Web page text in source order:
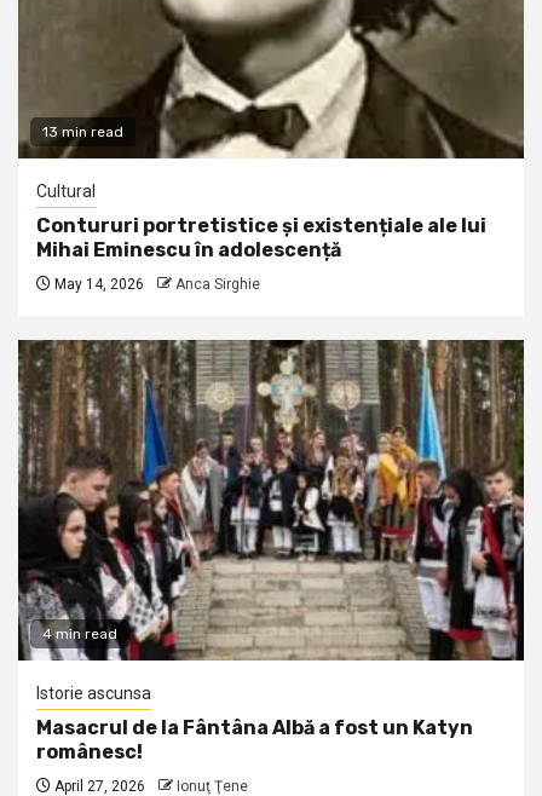
13 min read
Cultural
Contururi portretistice și existențiale ale lui
Mihai Eminescu în adolescență
May 14, 2026 Anca Sirghie
4 min read
Istorie ascunsa
Masacrul de la Fântâna Albă a fost un Katyn
românesc!
April 27, 2026 Ionuţ Ţene